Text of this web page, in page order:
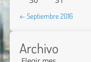
← Septiembre 2016
Archivo